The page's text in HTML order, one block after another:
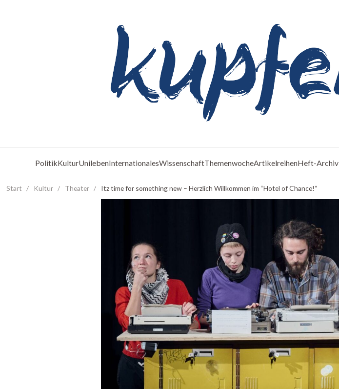
PolitikKulturUnilebenInternationalesWissenschaftThemenwocheArtikelreihenHeft-Archiv
Start / Kultur / Theater / Itz time for something new – Herzlich Willkommen im “Hotel of Chance!“